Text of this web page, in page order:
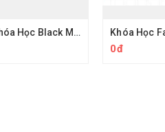
Share Khóa Học Black MMO PRO Tự Động Hóa Quy Trình Cùng Hoàng PM
0đ